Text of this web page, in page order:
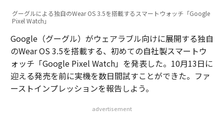
グーグルによる独自のWear OS 3.5を搭載するスマートウォッチ「Google
Pixel Watch」
Google（グーグル）がウェアラブル向けに展開する独自
のWear OS 3.5を搭載する、初めての自社製スマートウ
ォッチ「Google Pixel Watch」を発表した。10月13日に
迎える発売を前に実機を数日間試すことができた。ファ
ーストインプレッションを報告しよう。
advertisement